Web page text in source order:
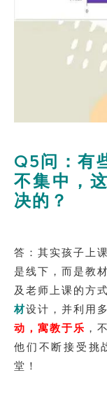
Q5问：有
不集中，
决的？
答：其实孩子上
是线下，而是教
及老师上课的方
材设计，并利用
动，寓教于乐 ，
他们不断接受挑
堂！